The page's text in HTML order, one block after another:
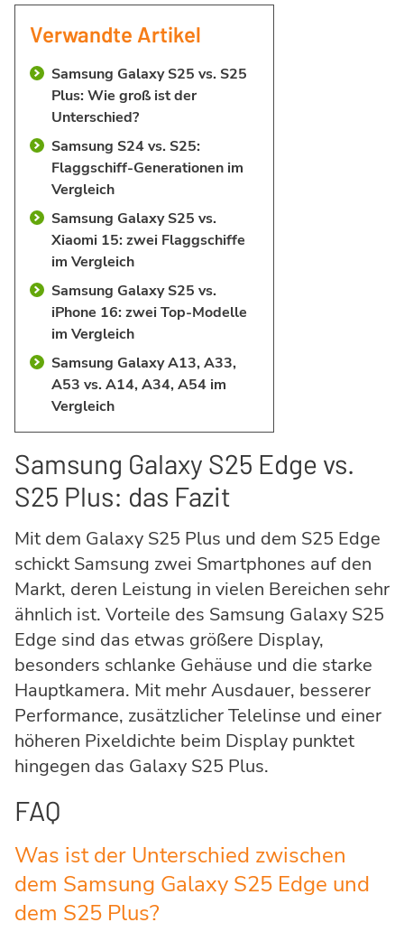
Verwandte Artikel
Samsung Galaxy S25 vs. S25
Plus: Wie groß ist der
Unterschied?
Samsung S24 vs. S25:
Flaggschiff-Generationen im
Vergleich
Samsung Galaxy S25 vs.
Xiaomi 15: zwei Flaggschiffe
im Vergleich
Samsung Galaxy S25 vs.
iPhone 16: zwei Top-Modelle
im Vergleich
Samsung Galaxy A13, A33,
A53 vs. A14, A34, A54 im
Vergleich
Samsung Galaxy S25 Edge vs.
S25 Plus: das Fazit
Mit dem Galaxy S25 Plus und dem S25 Edge
schickt Samsung zwei Smartphones auf den
Markt, deren Leistung in vielen Bereichen sehr
ähnlich ist. Vorteile des Samsung Galaxy S25
Edge sind das etwas größere Display,
besonders schlanke Gehäuse und die starke
Hauptkamera. Mit mehr Ausdauer, besserer
Performance, zusätzlicher Telelinse und einer
höheren Pixeldichte beim Display punktet
hingegen das Galaxy S25 Plus.
FAQ
Was ist der Unterschied zwischen
dem Samsung Galaxy S25 Edge und
dem S25 Plus?